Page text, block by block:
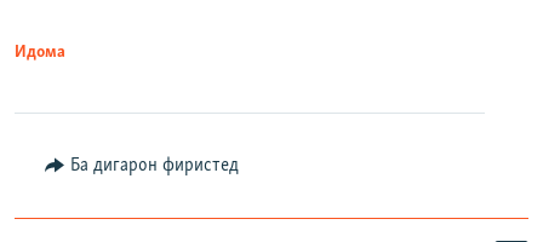
Идома
Ба дигарон фиристед